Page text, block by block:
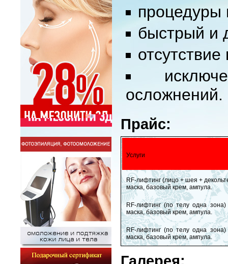
процедуры
быстрый и
осложнений.
Прайс:
Услуги
RF-лифтинг (лицо + шея +
маска, базовый крем, ампула.
RF-лифтинг (по телу одна
маска, базовый крем, ампула.
RF-лифтинг (по телу одна
маска, базовый крем, ампула.